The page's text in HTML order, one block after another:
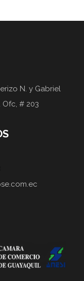
N. y Gabriel
# 203